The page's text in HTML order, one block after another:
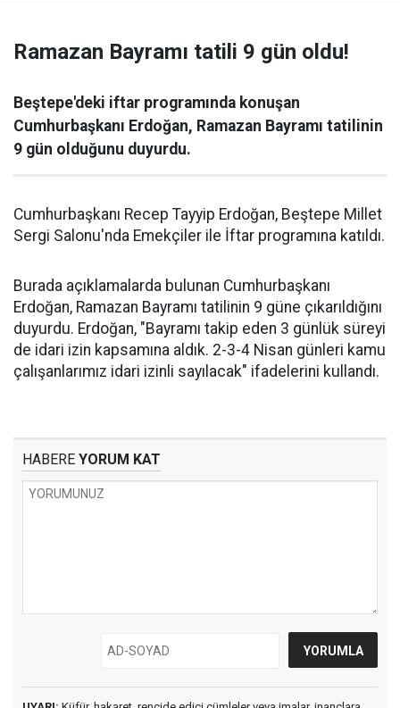
Ramazan Bayramı tatili 9 gün oldu!
Beştepe'deki iftar programında konuşan
Cumhurbaşkanı Erdoğan, Ramazan Bayramı tatilinin
9 gün olduğunu duyurdu.
Cumhurbaşkanı Recep Tayyip Erdoğan, Beştepe Millet
Sergi Salonu'nda Emekçiler ile İftar programına katıldı.
Burada açıklamalarda bulunan Cumhurbaşkanı
Erdoğan, Ramazan Bayramı tatilinin 9 güne çıkarıldığını
duyurdu. Erdoğan, "Bayramı takip eden 3 günlük süreyi
de idari izin kapsamına aldık. 2-3-4 Nisan günleri kamu
çalışanlarımız idari izinli sayılacak" ifadelerini kullandı.
HABERE YORUM KAT